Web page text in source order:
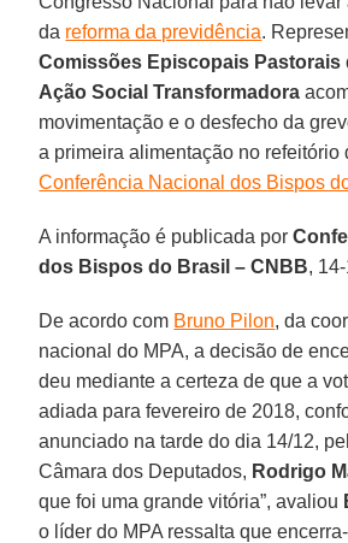
da reforma da previdência.
Comissões Episcopais Pastorais
Ação Social Transformadora
movimentação e o desfecho da
a primeira alimentação no refeitório
Conferência Nacional dos Bispos
A informação é publicada por
dos Bispos do Brasil – CNBB,
De acordo com Bruno Pilon, da
nacional do MPA, a decisão de
deu mediante a certeza de que a
adiada para fevereiro de 2018,
anunciado na tarde do dia 14/12,
Câmara dos Deputados, Rodrigo
que foi uma grande vitória”, avaliou
o líder do MPA ressalta que